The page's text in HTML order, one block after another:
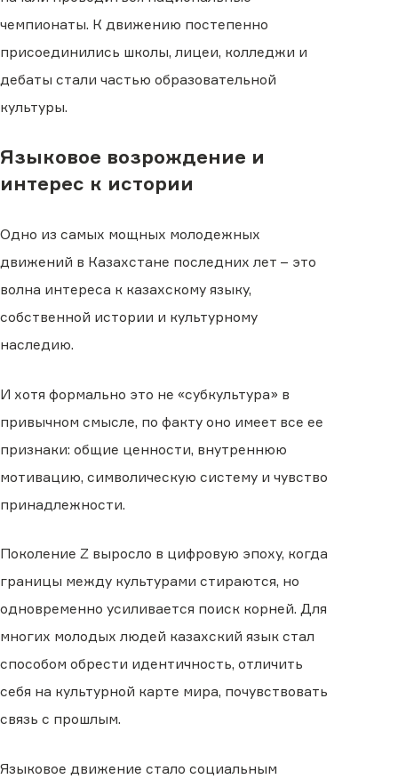
чемпионаты. К движению постепенно
присоединились школы, лицеи, колледжи и
дебаты стали частью образовательной
культуры.
Языковое возрождение и
интерес к истории
Одно из самых мощных молодежных
движений в Казахстане последних лет – это
волна интереса к казахскому языку,
собственной истории и культурному
наследию.
И хотя формально это не «субкультура» в
привычном смысле, по факту оно имеет все ее
признаки: общие ценности, внутреннюю
мотивацию, символическую систему и чувство
принадлежности.
Поколение Z выросло в цифровую эпоху, когда
границы между культурами стираются, но
одновременно усиливается поиск корней. Для
многих молодых людей казахский язык стал
способом обрести идентичность, отличить
себя на культурной карте мира, почувствовать
связь с прошлым.
Языковое движение стало социальным